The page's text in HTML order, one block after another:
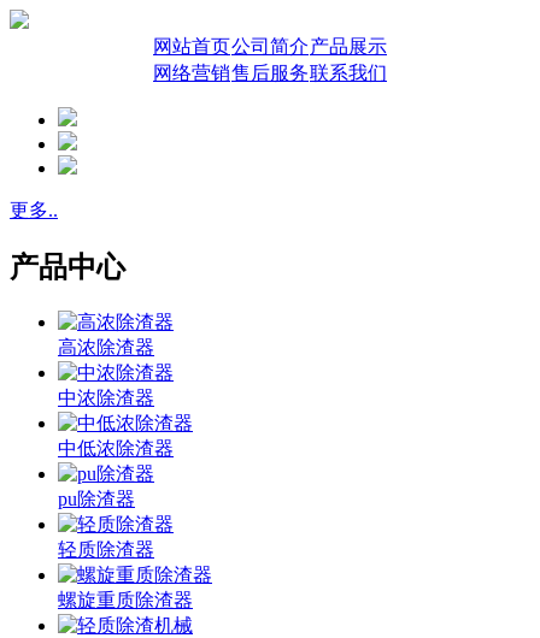
网站首页公司简介产品展示
网络营销售后服务联系我们
更多..
产品中心
高浓除渣器
中浓除渣器
中低浓除渣器
pu除渣器
轻质除渣器
螺旋重质除渣器